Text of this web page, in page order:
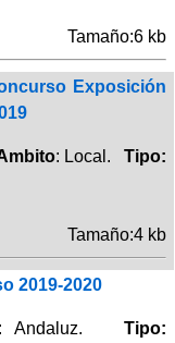
Tamaño:6 kb
Exposición
: Local. Tipo:
Tamaño:4 kb
2019-2020
Andaluz.Tipo: